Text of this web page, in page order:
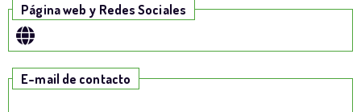
Página web y Redes Sociales
E-mail de contacto